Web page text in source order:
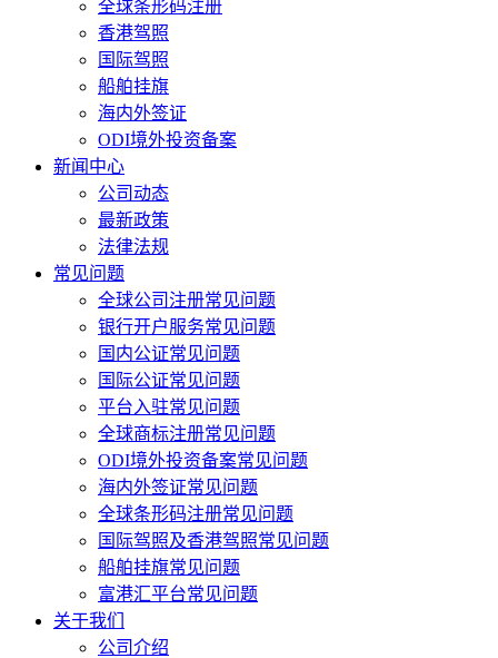
全球条形码注册
香港驾照
国际驾照
船舶挂旗
海内外签证
ODI境外投资备案
新闻中心
公司动态
最新政策
法律法规
常见问题
全球公司注册常见问题
银行开户服务常见问题
国内公证常见问题
国际公证常见问题
平台入驻常见问题
全球商标注册常见问题
ODI境外投资备案常见问题
海内外签证常见问题
全球条形码注册常见问题
国际驾照及香港驾照常见问题
船舶挂旗常见问题
富港汇平台常见问题
关于我们
公司介绍